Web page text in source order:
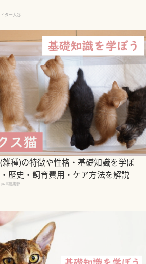
イター大谷
雑種)の特徴や性格・基礎知識を学ぼ
歴史・飼育費用・ケア方法を解説
編集部